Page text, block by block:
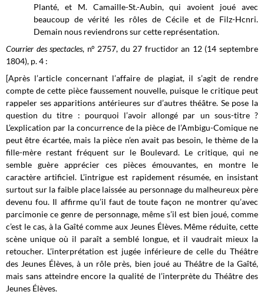
Planté, et M. Camaille-St.-Aubin, qui avoient joué avec
beaucoup de vérité les rôles de Cécile et de Filz-Hcnri.
Demain nous reviendrons sur cette représentation.
Courrier des spectacles, n° 2757, du 27 fructidor an 12 (14 septembre
1804), p. 4 :
[Après l’article concernant l’affaire de plagiat, il s’agit de rendre
compte de cette pièce faussement nouvelle, puisque le critique peut
rappeler ses apparitions antérieures sur d’autres théâtre. Se pose la
question du titre : pourquoi l’avoir allongé par un sous-titre ?
L’explication par la concurrence de la pièce de l’Ambigu-Comique ne
peut être écartée, mais la pièce n’en avait pas besoin, le thème de la
fille-mère restant fréquent sur le Boulevard. Le critique, qui ne
semble guère apprécier ces pièces émouvantes, en montre le
caractère artificiel. L’intrigue est rapidement résumée, en insistant
surtout sur la faible place laissée au personnage du malheureux père
devenu fou. Il affirme qu’il faut de toute façon ne montrer qu’avec
parcimonie ce genre de personnage, même s’il est bien joué, comme
c’est le cas, à la Gaîté comme aux Jeunes Élèves. Même réduite, cette
scène unique où il paraît a semblé longue, et il vaudrait mieux la
retoucher. L’interprétation est jugée inférieure de celle du Théâtre
des Jeunes Élèves, à un rôle près, bien joué au Théâtre de la Gaîté,
mais sans atteindre encore la qualité de l’interprète du Théâtre des
Jeunes Élèves.